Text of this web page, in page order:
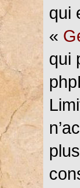
qui
«
qui